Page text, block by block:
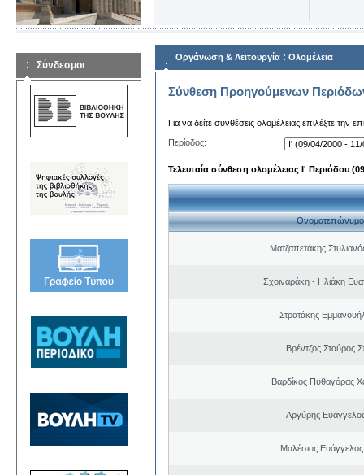
Σύνδεσμοι
Οργάνωση & Λειτουργία : Ολομέλεια
Σύνθεση Προηγούμενων
Για να δείτε συνθέσεις ολομέλειας επιλέξτε την
Περίοδος:
Τελευταία σύνθεση ολομέλειας Ι' Περιόδου
Ονοματεπώνυμο
Ματζαπετάκης
Σχοιναράκη - Ηλιάκη
Στρατάκης
Βρέντζος Σταύρος
Βαρδίκος Πυθαγόρας
Αργύρης
Μαλέσιος